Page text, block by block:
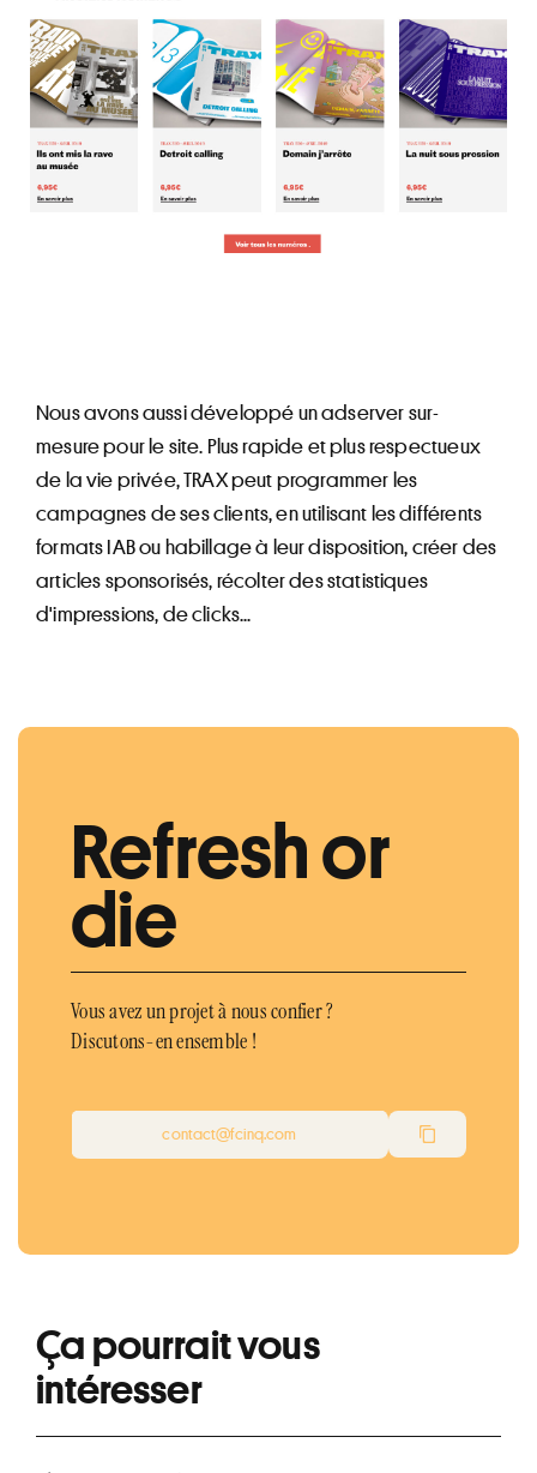
Nous avons aussi développé un adserver sur-
mesure pour le site. Plus rapide et plus respectueux
de la vie privée, TRAX peut programmer les
campagnes de ses clients, en utilisant les différents
formats IAB ou habillage à leur disposition, créer des
articles sponsorisés, récolter des statistiques
d'impressions, de clicks...
Refresh or
die
Vous avez un projet à nous confier ?
Discutons-en ensemble !
contact@fcinq.com
Ça pourrait vous
intéresser